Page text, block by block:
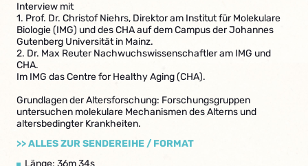
Interview mit
1. Prof. Dr. Christof Niehrs, Direktor am Institut für Molekulare
Biologie (IMG) und des CHA auf dem Campus der Johannes
Gutenberg Universität in Mainz.
2. Dr. Max Reuter Nachwuchswissenschaftler am IMG und
CHA.
Im IMG das Centre for Healthy Aging (CHA).
Grundlagen der Altersforschung: Forschungsgruppen
untersuchen molekulare Mechanismen des Alterns und
altersbedingter Krankheiten.
>> ALLES ZUR SENDEREIHE / FORMAT
Länge: 36m 34s